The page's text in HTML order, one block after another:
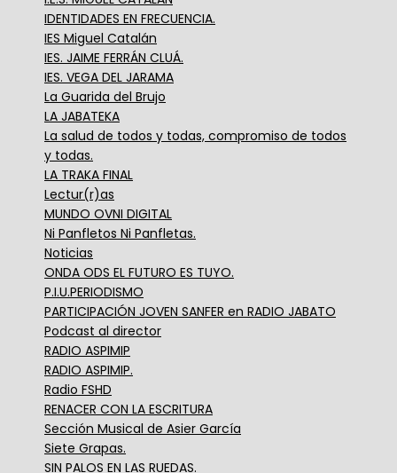
IDENTIDADES EN FRECUENCIA.
IES Miguel Catalán
IES. JAIME FERRÁN CLUÁ.
IES. VEGA DEL JARAMA
La Guarida del Brujo
LA JABATEKA
La salud de todos y todas, compromiso de todos
y todas.
LA TRAKA FINAL
Lectur(r)as
MUNDO OVNI DIGITAL
Ni Panfletos Ni Panfletas.
Noticias
ONDA ODS EL FUTURO ES TUYO.
P.I.U.PERIODISMO
PARTICIPACIÓN JOVEN SANFER en RADIO JABATO
Podcast al director
RADIO ASPIMIP
RADIO ASPIMIP.
Radio FSHD
RENACER CON LA ESCRITURA
Sección Musical de Asier García
Siete Grapas.
SIN PALOS EN LAS RUEDAS.